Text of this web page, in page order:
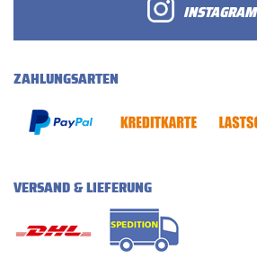
INSTAGRAM
ZAHLUNGSARTEN
VERSAND & LIEFERUNG